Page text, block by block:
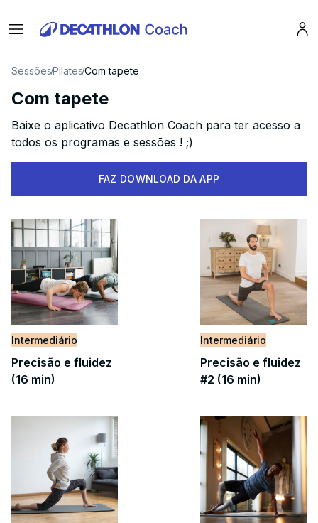
Menu
SessõesPilatesCom tapete
Com tapete
Baixe o aplicativo Decathlon Coach para ter acesso a
todos os programas e sessões ! ;)
FAZ DOWNLOAD DA APP
Intermediário
Precisão e fluidez
(16 min)
Intermediário
Precisão e fluidez
#2 (16 min)